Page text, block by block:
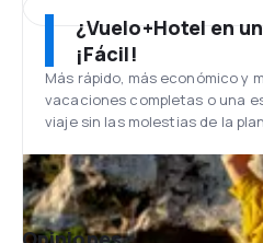
aviones de los tipos Boeing
800, Airbus A310-300, A340-
Aeropuerto de
El principal aeropuerto de
35 kilómetros al noroeste
su parte europea. Se
y 2018, y en abril de 2019
aeropuerto de la ciudad, un
hasta el momento a uno de
anteriormente más grandes
¿Vuelo+Hotel en
¡Fácil!
Más rápido, más económico y
vacaciones completas o una
viaje sin las molestias de la